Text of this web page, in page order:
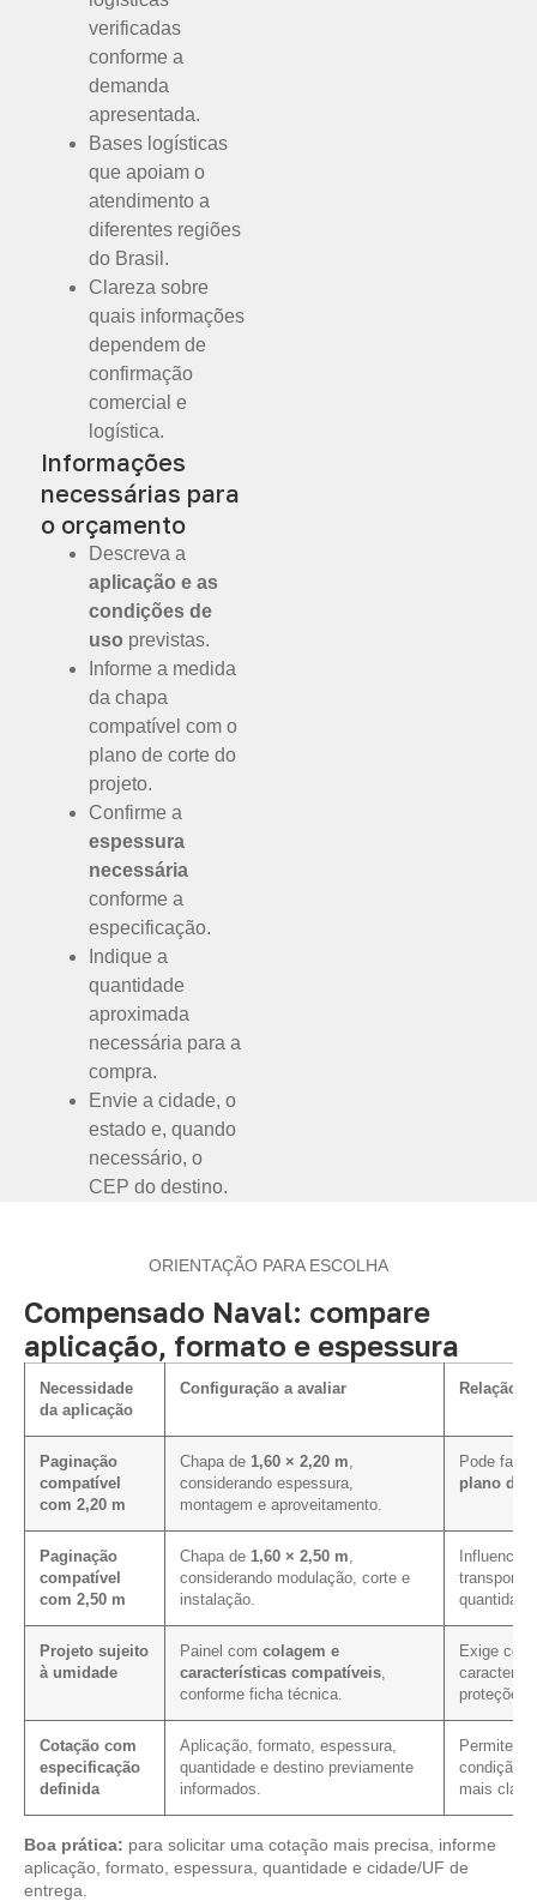
verificadas
conforme a
demanda
apresentada.
Bases logísticas
que apoiam o
atendimento a
diferentes regiões
do Brasil.
Clareza sobre
quais informações
dependem de
confirmação
comercial e
logística.
Informações
necessárias para
o orçamento
Descreva a
aplicação e as
condições de
uso previstas.
Informe a medida
da chapa
compatível com o
plano de corte do
projeto.
Confirme a
espessura
necessária
conforme a
especificação.
Indique a
quantidade
aproximada
necessária para a
compra.
Envie a cidade, o
estado e, quando
necessário, o
CEP do destino.
ORIENTAÇÃO PARA ESCOLHA
Compensado Naval: compare
aplicação, formato e espessura
Necessidade
da aplicação
Configuração a avaliar Relação
Paginação
compatível
com 2,20 m
Chapa de 1,60 × 2,20 m
considerando espessura,
montagem e aproveitamento.
Pode
plano de
Paginação
compatível
com 2,50 m
Chapa de 1,60 × 2,50 m
considerando modulação, corte e
instalação.
Influencia
Projeto sujeito
à umidade
Painel com colagem e
características compatíveis
conforme ficha técnica.
Exige
proteções
Cotação com
especificação
definida
Aplicação, formato, espessura,
quantidade e destino previamente
informados.
Permite
condição
mais
Boa prática: para solicitar uma cotação mais precisa, informe
aplicação, formato, espessura, quantidade e cidade/UF de
entrega.